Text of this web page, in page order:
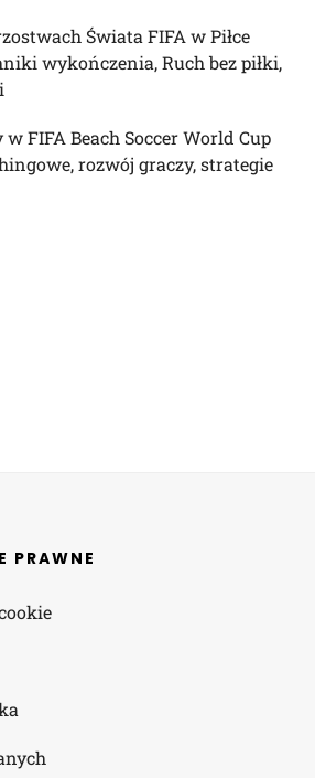
Świata FIFA w Piłce
wykończenia, Ruch bez piłki,
FIFA Beach Soccer World Cup
rozwój graczy, strategie
PRAWNE